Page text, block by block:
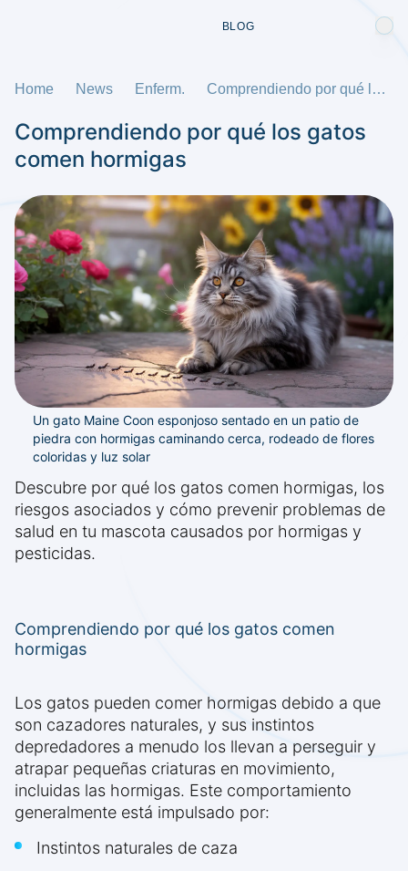
BLOG
Home News Enferm. Comprendiendo por qué los gatos comen hormigas
Comprendiendo por qué los gatos
comen hormigas
Un gato Maine Coon esponjoso sentado en un patio de
piedra con hormigas caminando cerca, rodeado de flores
coloridas y luz solar
Descubre por qué los gatos comen hormigas, los
riesgos asociados y cómo prevenir problemas de
salud en tu mascota causados por hormigas y
pesticidas.
Comprendiendo por qué los gatos comen
hormigas
Los gatos pueden comer hormigas debido a que
son cazadores naturales, y sus instintos
depredadores a menudo los llevan a perseguir y
atrapar pequeñas criaturas en movimiento,
incluidas las hormigas. Este comportamiento
generalmente está impulsado por:
Instintos naturales de caza